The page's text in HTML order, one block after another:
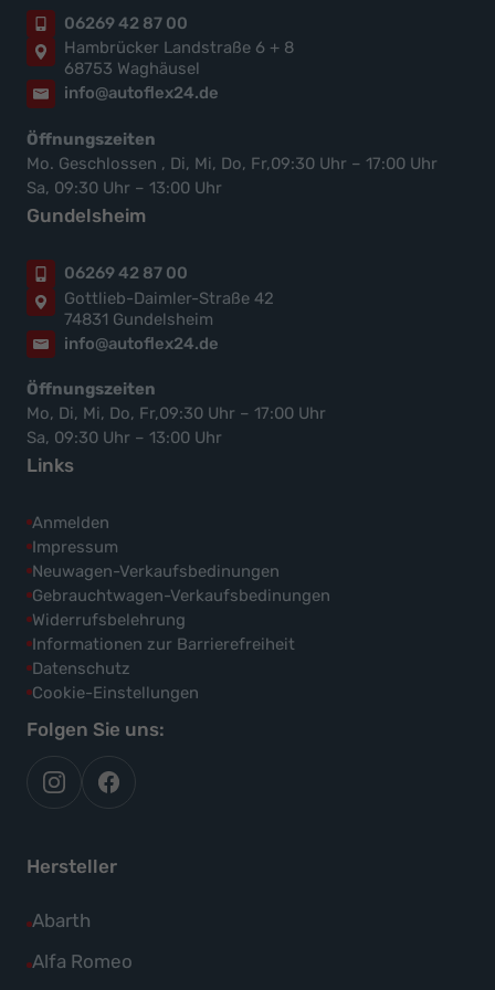
06269 42 87 00
Hambrücker Landstraße 6 + 8
68753 Waghäusel
info@autoflex24.de
Öffnungszeiten
Mo. Geschlossen , Di, Mi, Do, Fr,09:30 Uhr – 17:00 Uhr
Sa, 09:30 Uhr – 13:00 Uhr
Gundelsheim
06269 42 87 00
Gottlieb-Daimler-Straße 42
74831 Gundelsheim
info@autoflex24.de
Öffnungszeiten
Mo, Di, Mi, Do, Fr,09:30 Uhr – 17:00 Uhr
Sa, 09:30 Uhr – 13:00 Uhr
Links
Anmelden
Impressum
Neuwagen-Verkaufsbedinungen
Gebrauchtwagen-Verkaufsbedinungen
Widerrufsbelehrung
Informationen zur Barrierefreiheit
Datenschutz
Cookie-Einstellungen
Folgen Sie uns:
autoflex
auf
autoflex24
auf
Hersteller
Abarth
Alle
Fahrzeuge
Alfa Romeo
Alle